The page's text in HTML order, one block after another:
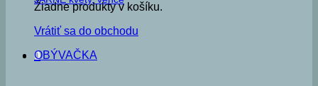
Žiadne produkty v košíku.
Vrátiť sa do obchodu
0
OBÝVAČKA